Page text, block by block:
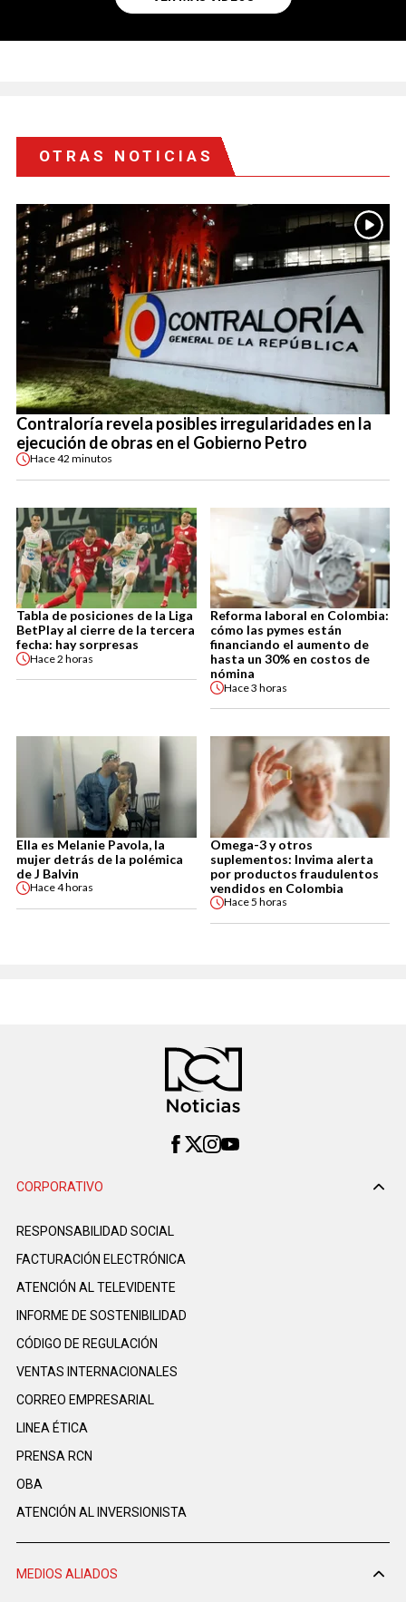
OTRAS NOTICIAS
Contraloría revela posibles irregularidades en la
ejecución de obras en el Gobierno Petro
Hace42 minutos
Tabla de posiciones de la Liga
BetPlay al cierre de la tercera
fecha: hay sorpresas
Hace2 horas
Reforma laboral en Colombia:
cómo las pymes están
financiando el aumento de
hasta un 30% en costos de
nómina
Hace3 horas
Ella es Melanie Pavola, la
mujer detrás de la polémica
de J Balvin
Hace4 horas
Omega-3 y otros
suplementos: Invima alerta
por productos fraudulentos
vendidos en Colombia
Hace5 horas
CORPORATIVO
RESPONSABILIDAD SOCIAL
FACTURACIÓN ELECTRÓNICA
ATENCIÓN AL TELEVIDENTE
INFORME DE SOSTENIBILIDAD
CÓDIGO DE REGULACIÓN
VENTAS INTERNACIONALES
CORREO EMPRESARIAL
LINEA ÉTICA
PRENSA RCN
OBA
ATENCIÓN AL INVERSIONISTA
MEDIOS ALIADOS